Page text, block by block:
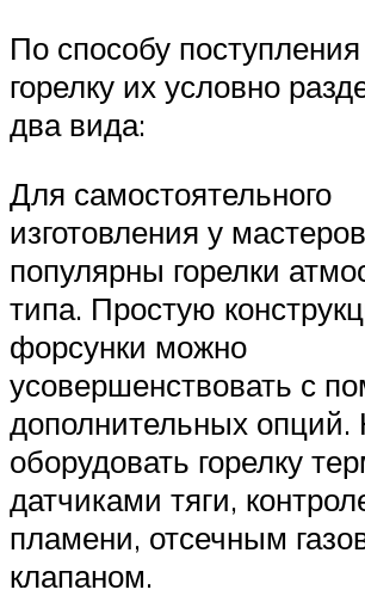
По способу
горелку их условно
два вида:
Для самостоятельного
изготовления у
популярны горелки
типа. Простую
форсунки можно
усовершенствовать с
дополнительных
оборудовать горелку
датчиками тяги,
пламени, отсечным
клапаном.